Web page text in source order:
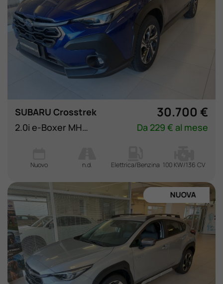
SUBARU Crosstrek 30.700 €
2.0i e-Boxer MHEV CVT Lineartronic Style Da 229 € al mese
Nuovo n.d. Elettrica/Benzina 100 KW/136 CV
NUOVA